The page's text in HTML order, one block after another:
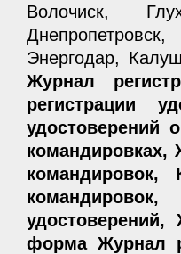
Волочиск,
Энергодар,
Журнал
регистрации
удостоверений
командировках,
командировок,
удостоверений,
форма Журнал